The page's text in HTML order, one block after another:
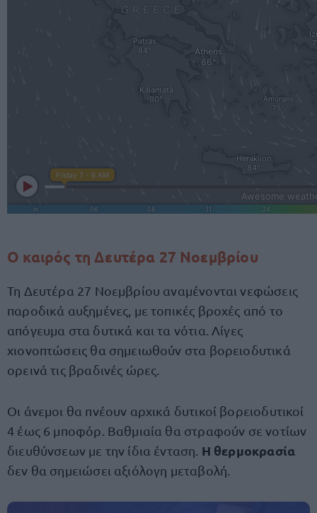
Ο καιρός τη Δευτέρα 27 Νοεμβρίου
Τη Δευτέρα 27 Νοεμβρίου αναμένονται νεφώσεις
παροδικά αυξημένες, με τοπικές βροχές από το
απόγευμα στα δυτικά και τα νότια. Λίγες
χιονοπτώσεις θα σημειωθούν στα βορειοδυτικά
ορεινά τις βραδινές ώρες.
Οι άνεμοι θα πνέουν αρχικά δυτικοί βορειοδυτικοί
4 έως 6 μποφόρ. Βαθμιαία θα στραφούν σε νοτίων
διευθύνσεων με την ίδια ένταση. Η θερμοκρασία
δεν θα σημειώσει αξιόλογη μεταβολή.